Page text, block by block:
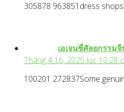
305878 963851dress
เอเจนซี่ศัลยกรรม
Tháng 4 16, 2025 lúc 10:28
100201 272837Some